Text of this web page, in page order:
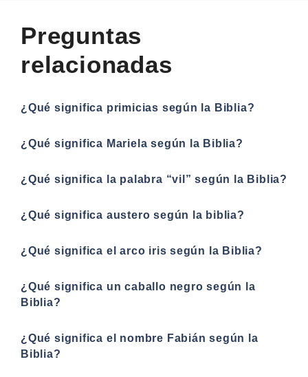
Preguntas
relacionadas
¿Qué significa primicias según la Biblia?
¿Qué significa Mariela según la Biblia?
¿Qué significa la palabra “vil” según la Biblia?
¿Qué significa austero según la biblia?
¿Qué significa el arco iris según la Biblia?
¿Qué significa un caballo negro según la
Biblia?
¿Qué significa el nombre Fabián según la
Biblia?